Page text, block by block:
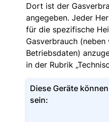
Dort ist der
angegeben. Jeder
für die spezifische
Gasverbrauch (neben
Betriebsdaten)
in der Rubrik
Diese Geräte
sein: